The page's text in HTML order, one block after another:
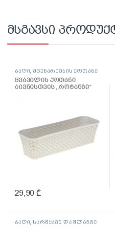
მსგავსი
ბაღი მცენარეების ქოთანი
ყვავილის ქოთანი
აივნისთვის ,,როტანგი”
29,90₾
ბაღი სარწყავი და შლანგი